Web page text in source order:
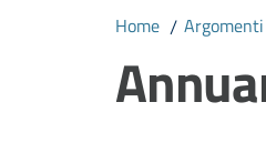
Home / Argomenti